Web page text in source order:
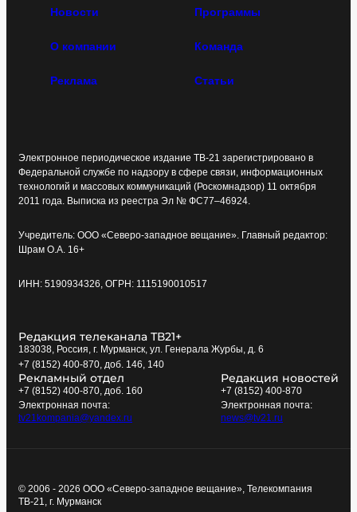
Новости Программы
О компании Команда
Реклама Статьи
Электронное периодическое издание ТВ-21 зарегистрировано в
Федеральной службе по надзору в сфере связи, информационных
технологий и массовых коммуникаций (Роскомнадзор) 11 октября
2011 года. Выписка из реестра Эл № ФС77–46924.
Учредитель: ООО «Северо-западное вещание». Главный редактор:
Шрам О.А. 16+
ИНН: 5190934326, ОГРН: 1115190010517
Редакция телеканала ТВ21+
183038, Россия, г. Мурманск, ул. Генерала Журбы, д. 6
+7 (8152) 400-870, доб. 146, 140
Рекламный отдел
+7 (8152) 400-870, доб. 160
Электронная почта:
tv21kompania@yandex.ru
Редакция новостей
+7 (8152) 400-870
Электронная почта:
news@tv21.ru
© 2006 - 2026 ООО «Северо-западное вещание», Телекомпания
ТВ-21, г. Мурманск